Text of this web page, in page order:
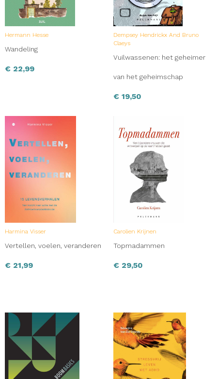
Hermann Hesse
Wandeling
€ 22,99
Dempsey Hendrickx And Bruno
Claeys
Vuilwassenen: het geheimer
van het geheimschap
€ 19,50
Harmina Visser
Vertellen, voelen, veranderen
€ 21,99
Carolien Krijnen
Topmadammen
€ 29,50